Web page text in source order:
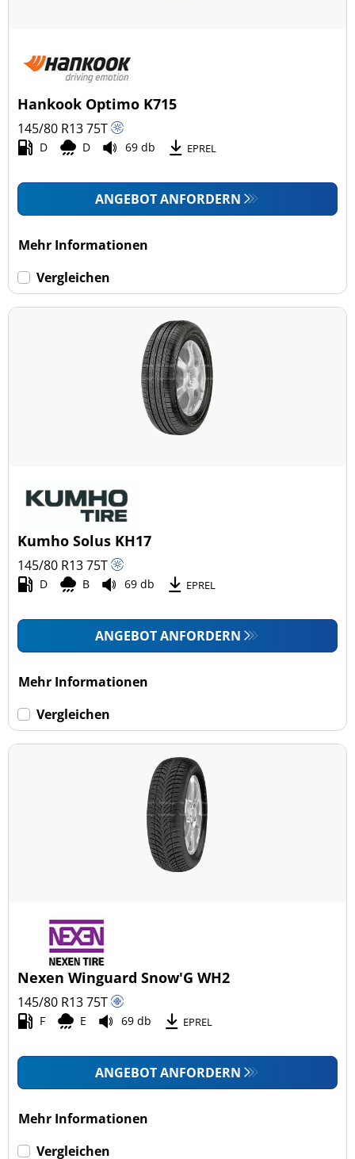
Hankook Optimo K715
145/80 R1375T
D D 69 db EPREL
ANGEBOT ANFORDERN
Mehr Informationen
Vergleichen
Kumho Solus KH17
145/80 R1375T
D B 69 db EPREL
ANGEBOT ANFORDERN
Mehr Informationen
Vergleichen
Nexen Winguard Snow'G WH2
145/80 R1375T
F E 69 db EPREL
ANGEBOT ANFORDERN
Mehr Informationen
Vergleichen